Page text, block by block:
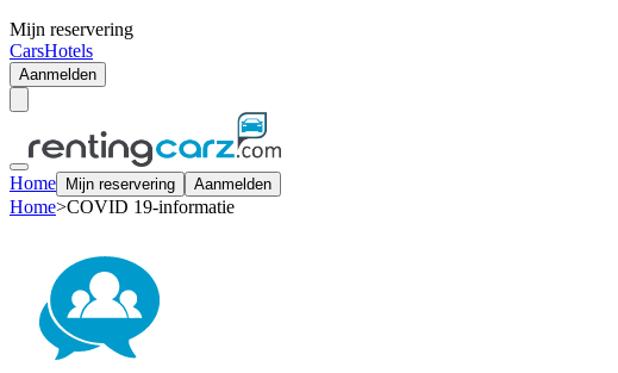
Mijn reservering
CarsHotels
Aanmelden
Home Mijn reservering Aanmelden
Home>COVID 19-informatie